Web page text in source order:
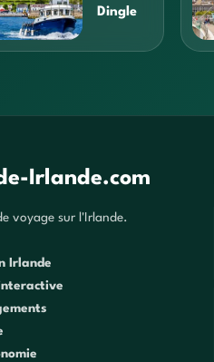
Dingle
Irlande.com
voyage sur l'Irlande.
Irlande